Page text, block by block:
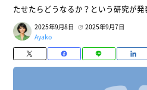
たせたらどうなるか？という研究が
2025年9月8日
2025年9月7日
Ayako